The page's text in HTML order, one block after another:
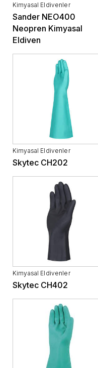
Kimyasal Eldivenler
Sander NEO400
Neopren Kimyasal
Eldiven
Kimyasal Eldivenler
Skytec CH202
Kimyasal Eldivenler
Skytec CH402